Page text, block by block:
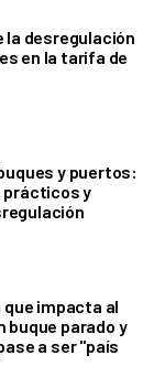
la desregulación
en la tarifa de
y puertos:
prácticos y
impacta al
buque parado y
a ser "país